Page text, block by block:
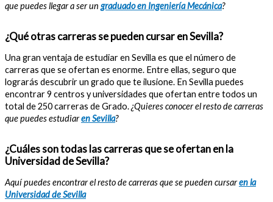
que puedes llegar a ser un graduado en Ingeniería Mecánica?
¿Qué otras carreras se pueden cursar en Sevilla?
Una gran ventaja de estudiar en Sevilla es que el número de
carreras que se ofertan es enorme. Entre ellas, seguro que
lograrás descubrir un grado que te ilusione. En Sevilla puedes
encontrar 9 centros y universidades que ofertan entre todos un
total de 250 carreras de Grado.¿Quieres conocer el resto de carreras
que puedes estudiaren Sevilla?
¿Cuáles son todas las carreras que se ofertan en la
Universidad de Sevilla?
Aquí puedes encontrar el resto de carreras que se pueden cursaren la
Universidad de Sevilla